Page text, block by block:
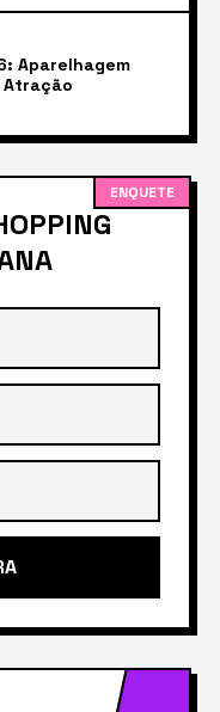
Aparelhagem
Atração
ENQUETE